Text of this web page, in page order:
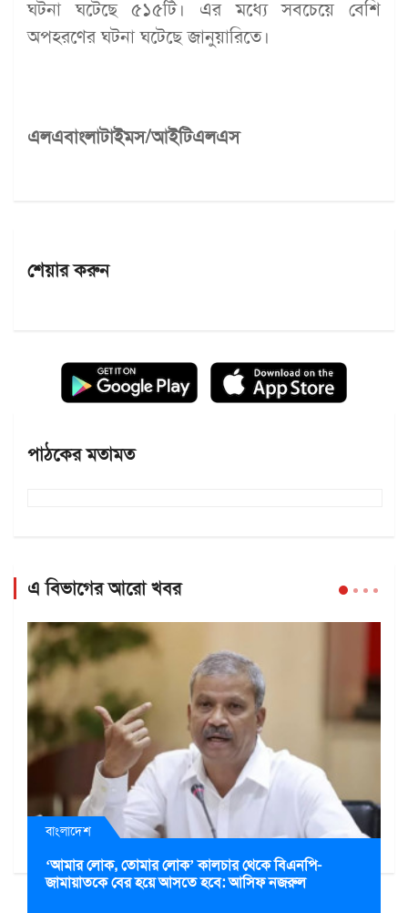
ঘটনা ঘটেছে ৫১৫টি। এর মধ্যে সবচেয়ে বেশি
অপহরণের ঘটনা ঘটেছে জানুয়ারিতে।
এলএবাংলাটাইমস/আইটিএলএস
শেয়ার করুন
পাঠকের মতামত
এ বিভাগের আরো খবর
বাংলাদেশ
‘আমার লোক, তোমার লোক’ কালচার থেকে বিএনপি-
জামায়াতকে বের হয়ে আসতে হবে: আসিফ নজরুল